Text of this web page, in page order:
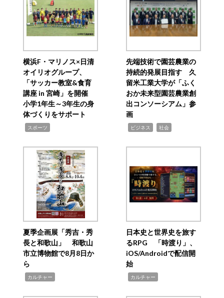
横浜F・マリノス×日清
オイリオグループ、
「サッカー教室&食育
講座 in 宮崎」を開催
小学1年生～3年生の身
体づくりをサポート
スポーツ
先端技術で園芸農業の
持続的発展目指す 久
留米工業大学が「ふく
おか未来型園芸農業創
出コンソーシアム」参
画
ビジネス 社会
夏季企画展「秀吉・秀
長と和歌山」 和歌山
市立博物館で8月8日か
ら
カルチャー
日本史と世界史を旅す
るRPG 「時渡り」、
iOS/Androidで配信開
始
カルチャー